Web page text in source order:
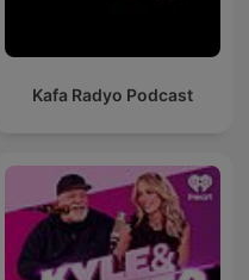
Kafa Radyo Podcast